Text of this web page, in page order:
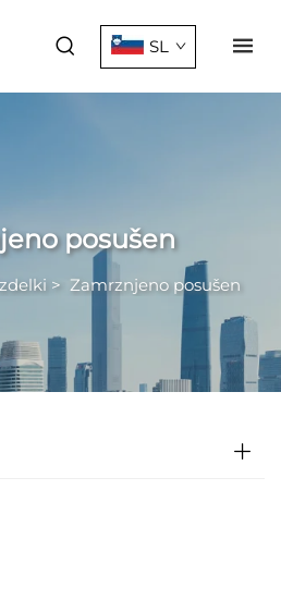
SL
posušen
> Zamrznjeno posušen